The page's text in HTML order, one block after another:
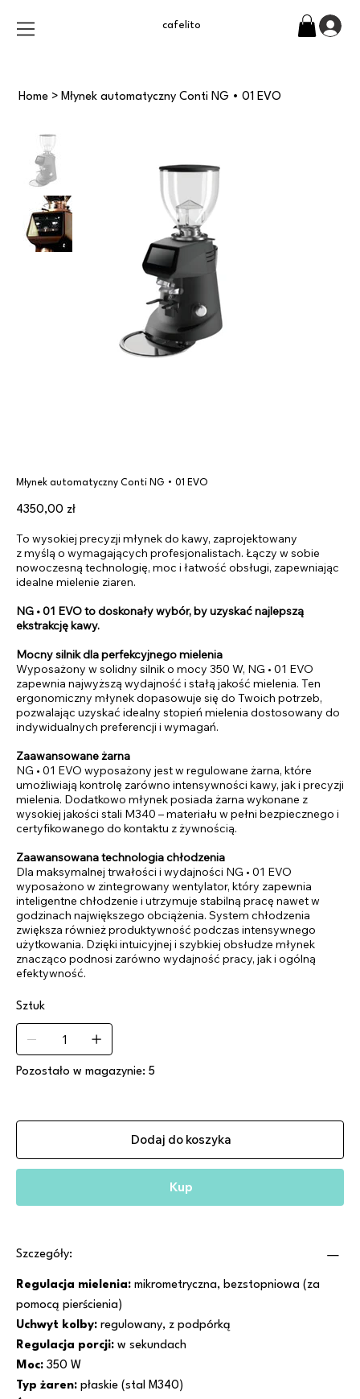
cafelito
Home > Młynek automatyczny Conti NG • 01 EVO
Młynek automatyczny Conti NG • 01 EVO
Cena
4350,00 zł
To wysokiej precyzji młynek do kawy, zaprojektowany
z myślą o wymagających profesjonalistach. Łączy w sobie
nowoczesną technologię, moc i łatwość obsługi, zapewniając
idealne mielenie ziaren.
NG • 01 EVO to doskonały wybór, by uzyskać najlepszą
ekstrakcję kawy.
Mocny silnik dla perfekcyjnego mielenia
Wyposażony w solidny silnik o mocy 350 W, NG • 01 EVO
zapewnia najwyższą wydajność i stałą jakość mielenia. Ten
ergonomiczny młynek dopasowuje się do Twoich potrzeb,
pozwalając uzyskać idealny stopień mielenia dostosowany do
indywidualnych preferencji i wymagań.
Zaawansowane żarna
NG • 01 EVO wyposażony jest w regulowane żarna, które
umożliwiają kontrolę zarówno intensywności kawy, jak i precyzji
mielenia. Dodatkowo młynek posiada żarna wykonane z
wysokiej jakości stali M340 – materiału w pełni bezpiecznego i
certyfikowanego do kontaktu z żywnością.
Zaawansowana technologia chłodzenia
Dla maksymalnej trwałości i wydajności NG • 01 EVO
wyposażono w zintegrowany wentylator, który zapewnia
inteligentne chłodzenie i utrzymuje stabilną pracę nawet w
godzinach największego obciążenia. System chłodzenia
zwiększa również produktywność podczas intensywnego
użytkowania. Dzięki intuicyjnej i szybkiej obsłudze młynek
znacząco podnosi zarówno wydajność pracy, jak i ogólną
efektywność.
Sztuk
Pozostało w magazynie: 5
Dodaj do koszyka
Kup
Szczegóły:
Regulacja mielenia: mikrometryczna, bezstopniowa (za
pomocą pierścienia)
Uchwyt kolby: regulowany, z podpórką
Regulacja porcji: w sekundach
Moc: 350 W
Typ żaren: płaskie (stal M340)